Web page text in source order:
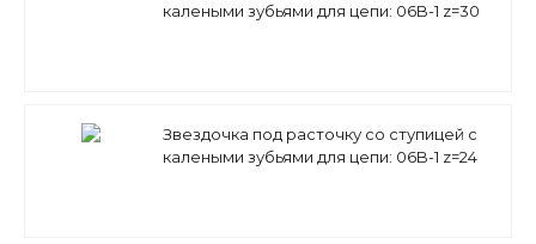
калеными зубьями для цепи: 06B-1 z=30
Звездочка под расточку со ступицей с
калеными зубьями для цепи: 06B-1 z=24